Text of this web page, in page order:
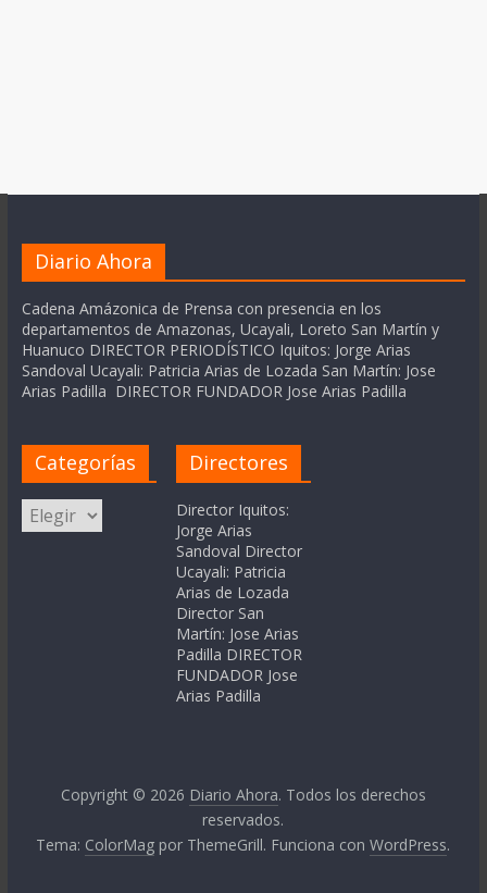
Diario Ahora
Cadena Amázonica de Prensa con presencia en los
departamentos de Amazonas, Ucayali, Loreto San Martín y
Huanuco DIRECTOR PERIODÍSTICO Iquitos: Jorge Arias
Sandoval Ucayali: Patricia Arias de Lozada San Martín: Jose
Arias Padilla DIRECTOR FUNDADOR Jose Arias Padilla
Categorías
Categorías
Directores
Director Iquitos:
Jorge Arias
Sandoval Director
Ucayali: Patricia
Arias de Lozada
Director San
Martín: Jose Arias
Padilla DIRECTOR
FUNDADOR Jose
Arias Padilla
Copyright © 2026 Diario Ahora. Todos los derechos
reservados.
Tema: ColorMag por ThemeGrill. Funciona conWordPress.